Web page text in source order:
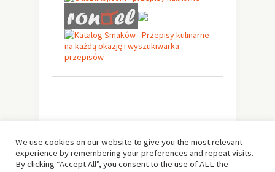
We use cookies on our website to give you the most relevant
experience by remembering your preferences and repeat visits.
By clicking “Accept All”, you consent to the use of ALL the